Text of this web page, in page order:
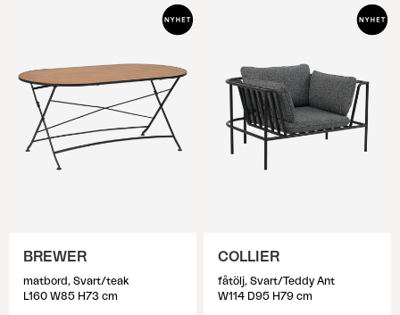
BREWER
matbord, Svart/teak
L160 W85 H73 cm
COLLIER
fåtölj, Svart/Teddy Ant
W114 D95 H79 cm